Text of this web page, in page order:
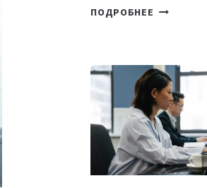
ПОДРОБНЕЕ ДЖЕФФ
ДЛЯ
СОЗДАНИЯ